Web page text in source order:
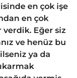
en çok işe
en çok
verdik. Eğer siz
ve henüz bu
ya da